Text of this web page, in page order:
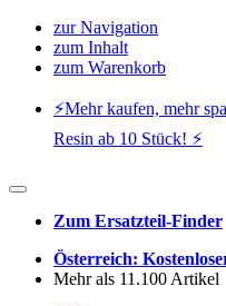
zur Navigation
zum Inhalt
zum Warenkorb
⚡️Mehr kaufen, mehr
Resin ab 10 Stück! ⚡️
Zum Ersatzteil-Finder
Österreich:
Mehr als 11.100 Artikel